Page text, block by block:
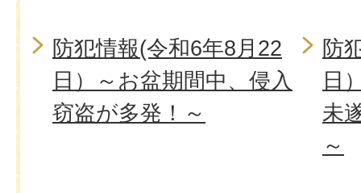
防犯情報(令和6年8月22
日）～お盆期間中、侵入
窃盗が多発！～
防
日
未
～